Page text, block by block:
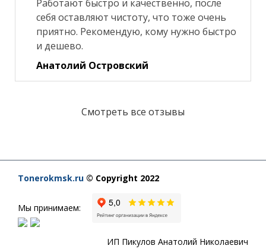
Работают быстро и качественно, после
себя оставляют чистоту, что тоже очень
приятно. Рекомендую, кому нужно быстро
и дешево.
Анатолий Островский
Смотреть все отзывы
Tonerokmsk.ru © Copyright 2022
Мы принимаем:
ИП Пикулов Анатолий Николаевич